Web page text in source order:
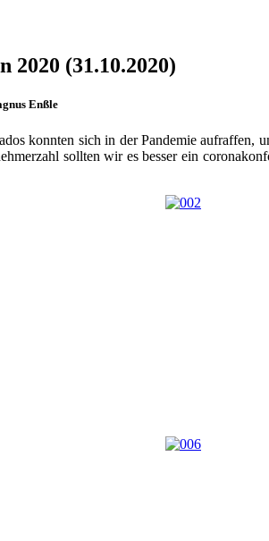
2020 (31.10.2020)
Enßle
konnten sich in der Pandemie aufraffen,
sollten wir es besser ein